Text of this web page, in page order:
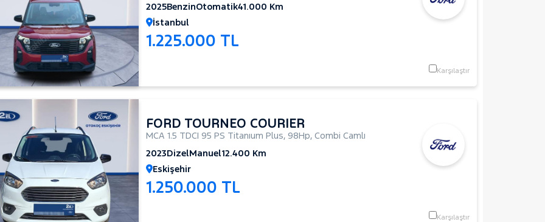
2025BenzinOtomatik41.000 Km
İstanbul
1.225.000 TL
Karşılaştır
FORD TOURNEO COURIER
MCA 1.5 TDCI 95 PS Titanıum Plus, 98Hp, Combi Camlı
2023DizelManuel12.400 Km
Eskişehir
1.250.000 TL
Karşılaştır